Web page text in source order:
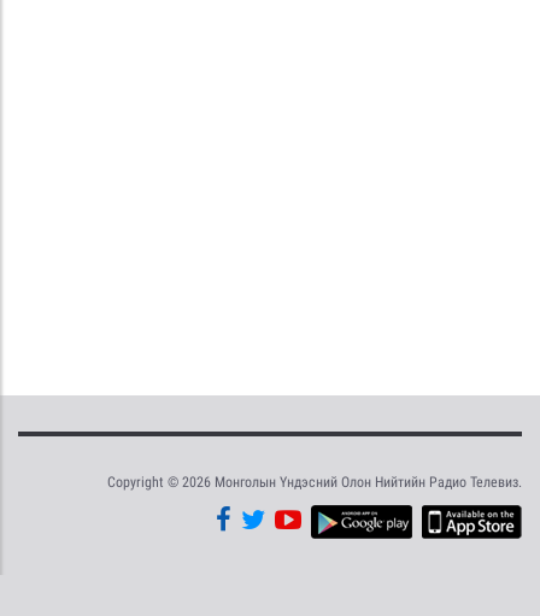
Copyright © 2026 Монголын Үндэсний Олон Нийтийн Радио Телевиз.